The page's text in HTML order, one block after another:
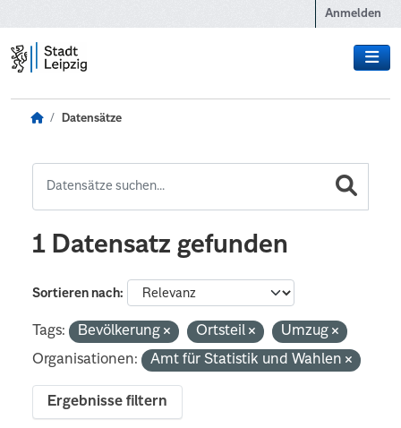
Anmelden
Datensätze
1 Datensatz gefunden
Sortieren nach
Tags: Bevölkerung Ortsteil
Umzug
Organisationen:
Amt für Statistik und Wahlen
Ergebnisse filtern